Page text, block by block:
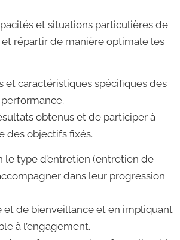
et situations particulières de
répartir de manière optimale les
caractéristiques spécifiques des
obtenus et de participer à
des objectifs fixés.
type d’entretien (entretien de
dans leur progression
et de bienveillance et en impliquant
à l’engagement.